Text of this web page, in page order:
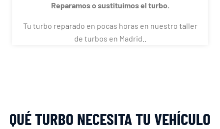
Reparamos o sustituimos el turbo.
Tu turbo reparado en pocas horas en nuestro taller
de turbos en Madrid..
QUÉ TURBO NECESITA TU VEHÍCULO